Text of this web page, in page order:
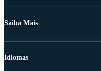
Saiba Mais
Idiomas